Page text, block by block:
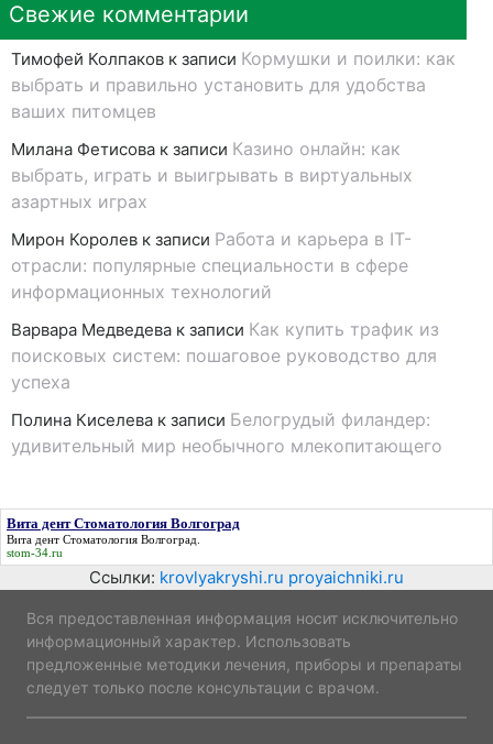
Свежие комментарии
Тимофей Колпаков к записи Кормушки и поилки: как
выбрать и правильно установить для удобства
ваших питомцев
Милана Фетисова к записи Казино онлайн: как
выбрать, играть и выигрывать в виртуальных
азартных играх
Мирон Королев к записи Работа и карьера в IT-
отрасли: популярные специальности в сфере
информационных технологий
Варвара Медведева к записи Как купить трафик из
поисковых систем: пошаговое руководство для
успеха
Полина Киселева к записи Белогрудый филандер:
удивительный мир необычного млекопитающего
Вита дент Стоматология Волгоград
Вита дент Стоматология Волгоград
stom-34.ru
Ссылки: krovlyakryshi.ru proyaichniki.ru
Вся предоставленная информация носит исключительно
информационный характер. Использовать
предложенные методики лечения, приборы и препараты
следует только после консультации с врачом.